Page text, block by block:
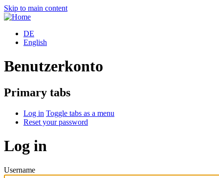
Skip to main content
DE
English
Benutzerkonto
Primary tabs
Log in Toggle tabs as a menu
Reset your password
Log in
Username